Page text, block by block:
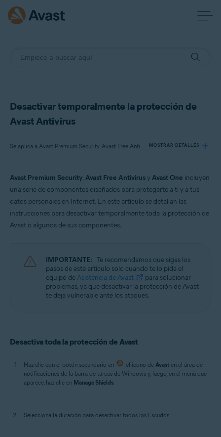
Desactivar temporalmente la protección de
Avast Antivirus
Se aplica a Avast Premium Security, Avast Free Antivirus, Avast One MOSTRAR DETALLES
Avast Free Antivirus
Avast One
Avast Premium Security, Avast Free Antivirusy Avast One incluyen
una serie de componentes diseñados para protegerte a ti y a tus
datos personales en Internet. En este artículo se detallan las
instrucciones para desactivar temporalmente toda la protección de
Avast o algunos de sus componentes.
IMPORTANTE: Te recomendamos que sigas los
pasos de este artículo solo cuando te lo pida el
equipo de Asistencia de Avast
para solucionar
problemas, ya que desactivar la protección de Avast
te deja vulnerable ante los ataques.
Desactiva toda la protección de Avast
Haz clic con el botón secundario en el icono deAvast en el área de
notificaciones de la barra de tareas de Windows y, luego, en el menú que
aparece, haz clic en Manage Shields.
Selecciona la duración para desactivar todos los Escudos.